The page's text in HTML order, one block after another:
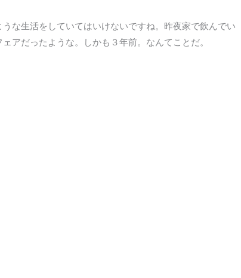
な生活をしていてはいけないですね。昨夜家で飲んでい
アだったような。しかも３年前。なんてことだ。